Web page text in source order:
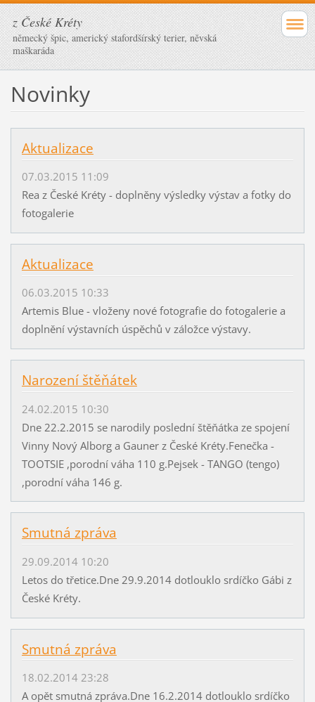
z České Kréty
německý špic, americký stafordšírský terier, něvská
maškaráda
Novinky
Aktualizace
07.03.2015 11:09
Rea z České Kréty - doplněny výsledky výstav a fotky do
fotogalerie
Aktualizace
06.03.2015 10:33
Artemis Blue - vloženy nové fotografie do fotogalerie a
doplnění výstavních úspěchů v záložce výstavy.
Narození štěňátek
24.02.2015 10:30
Dne 22.2.2015 se narodily poslední štěňátka ze spojení
Vinny Nový Alborg a Gauner z České Kréty.Fenečka -
TOOTSIE ,porodní váha 110 g.Pejsek - TANGO (tengo)
,porodní váha 146 g.
Smutná zpráva
29.09.2014 10:20
Letos do třetice.Dne 29.9.2014 dotlouklo srdíčko Gábi z
České Kréty.
Smutná zpráva
18.02.2014 23:28
A opět smutná zpráva.Dne 16.2.2014 dotlouklo srdíčko